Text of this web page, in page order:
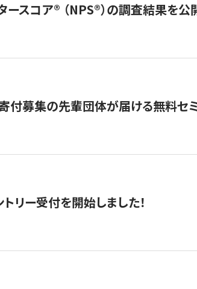
スコア®︎ （NPS®︎）の調査結果を公
寄付募集の先輩団体が届ける無料セ
リー受付を開始しました！